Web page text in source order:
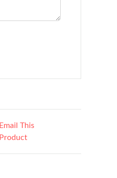
Email This
Product